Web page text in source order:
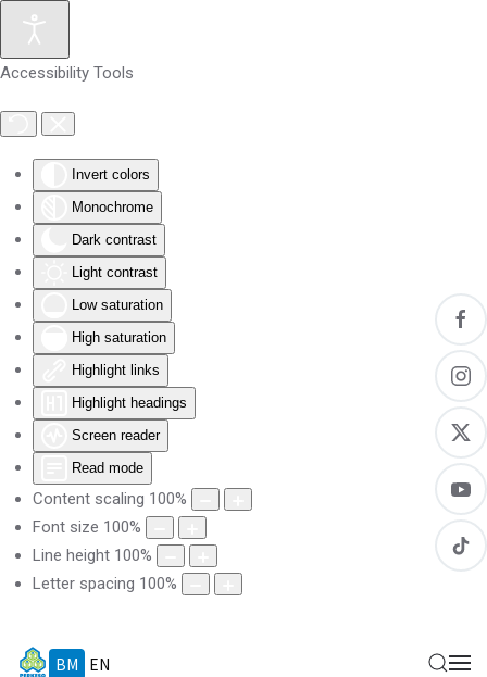
Accessibility Tools
Invert colors
Monochrome
Dark contrast
Light contrast
Low saturation
High saturation
Highlight links
Highlight headings
Screen reader
Read mode
Content scaling 100%
Font size 100%
Line height 100%
Letter spacing 100%
Skip to main content
BM EN